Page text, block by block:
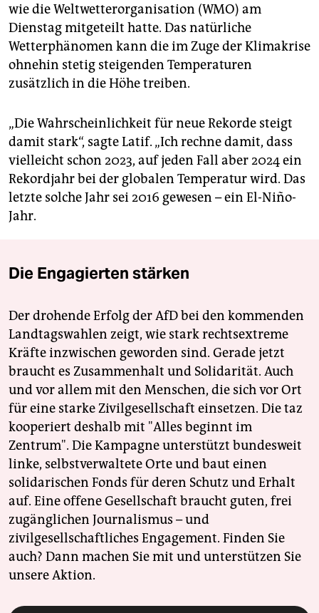
wie die Weltwetterorganisation (WMO) am
Dienstag mitgeteilt hatte. Das natürliche
Wetterphänomen kann die im Zuge der Klimakrise
ohnehin stetig steigenden Temperaturen
zusätzlich in die Höhe treiben.
„Die Wahrscheinlichkeit für neue Rekorde steigt
damit stark“, sagte Latif. „Ich rechne damit, dass
vielleicht schon 2023, auf jeden Fall aber 2024 ein
Rekordjahr bei der globalen Temperatur wird. Das
letzte solche Jahr sei 2016 gewesen – ein El-Niño-
Jahr.
Die Engagierten stärken
Der drohende Erfolg der AfD bei den kommenden
Landtagswahlen zeigt, wie stark rechtsextreme
Kräfte inzwischen geworden sind. Gerade jetzt
braucht es Zusammenhalt und Solidarität. Auch
und vor allem mit den Menschen, die sich vor Ort
für eine starke Zivilgesellschaft einsetzen. Die taz
kooperiert deshalb mit "Alles beginnt im
Zentrum". Die Kampagne unterstützt bundesweit
linke, selbstverwaltete Orte und baut einen
solidarischen Fonds für deren Schutz und Erhalt
auf. Eine offene Gesellschaft braucht guten, frei
zugänglichen Journalismus – und
zivilgesellschaftliches Engagement. Finden Sie
auch? Dann machen Sie mit und unterstützen Sie
unsere Aktion.